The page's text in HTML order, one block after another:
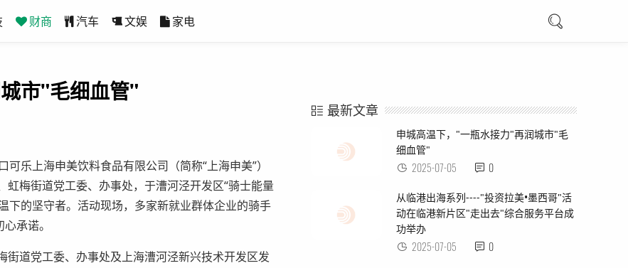
财商 汽车 文娱 家电
市"毛细血管"
乐上海申美饮料食品有限公司（简称“上海申美”）
梅街道党工委、办事处，于漕河泾开发区“骑士能量
下的坚守者。活动现场，多家新就业群体企业的骑手
承诺。
道党工委、办事处及上海漕河泾新兴技术开发区发
最新文章
申城高温下，"一瓶水接力"再润城市"毛
细血管"
2025-07-05 0
从临港出海系列----"投资拉美•墨西哥"活
动在临港新片区"走出去"综合服务平台成
功举办
2025-07-05 0